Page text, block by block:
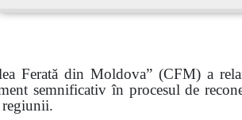
Ferată din Moldova” (CFM) a
semnificativ în procesul de